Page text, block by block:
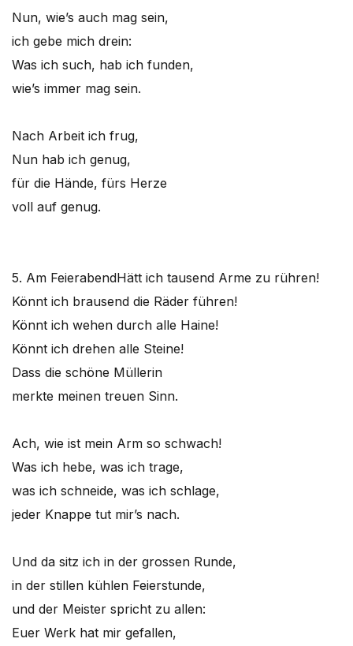
Nun, wie’s auch mag sein,
ich gebe mich drein:
Was ich such, hab ich funden,
wie’s immer mag sein.
Nach Arbeit ich frug,
Nun hab ich genug,
für die Hände, fürs Herze
voll auf genug.
5. Am FeierabendHätt ich tausend Arme zu rühren!
Könnt ich brausend die Räder führen!
Könnt ich wehen durch alle Haine!
Könnt ich drehen alle Steine!
Dass die schöne Müllerin
merkte meinen treuen Sinn.
Ach, wie ist mein Arm so schwach!
Was ich hebe, was ich trage,
was ich schneide, was ich schlage,
jeder Knappe tut mir’s nach.
Und da sitz ich in der grossen Runde,
in der stillen kühlen Feierstunde,
und der Meister spricht zu allen:
Euer Werk hat mir gefallen,